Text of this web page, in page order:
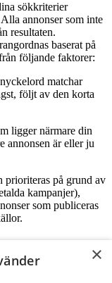
sökkriterier
annonser som inte
resultaten.
baserat på
följande faktorer:
matchar
följt av den korta
ligger närmare din
annonsen är eller ju
prioriteras på grund av
kampanjer),
som publiceras
×